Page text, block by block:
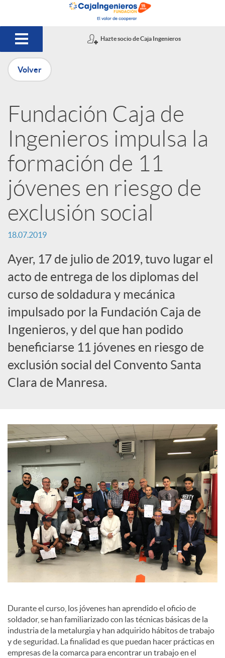
Saltar al contenido principal
Hazte socio de Caja Ingenieros
u
b
l
i
c
a
d
o
r
e
c
o
n
t
e
n
Volver
Fundación Caja de
Ingenieros impulsa la
formación de 11
jóvenes en riesgo de
exclusión social
18.07.2019
Ayer, 17 de julio de 2019, tuvo lugar el
acto de entrega de los diplomas del
curso de soldadura y mecánica
impulsado por la Fundación Caja de
Ingenieros, y del que han podido
beneficiarse 11 jóvenes en riesgo de
exclusión social del Convento Santa
Clara de Manresa.
Durante el curso, los jóvenes han aprendido el oficio de
soldador, se han familiarizado con las técnicas básicas de la
industria de la metalurgia y han adquirido hábitos de trabajo
y de seguridad. La finalidad es que puedan hacer prácticas en
empresas de la comarca para encontrar un trabajo en el